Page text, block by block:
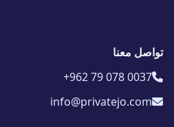
تواصل معنا
+962 79 078 0037
info@privatejo.com